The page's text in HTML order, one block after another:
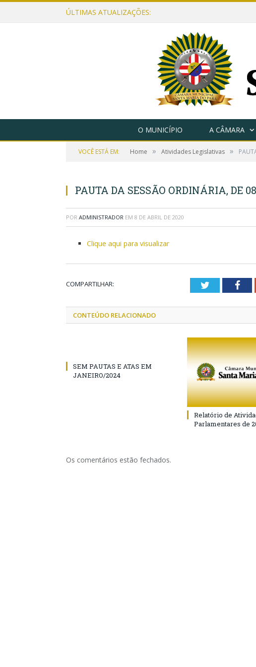
ÚLTIMAS ATUALIZAÇÕES:
O MUNICÍPIO A CÂMARA
VOCÊ ESTÁ EM: Home » Atividades Legislativas »
PAUTA DA SESSÃO ORDINÁRIA, DE
POR ADMINISTRADOR EM 8 DE ABRIL DE 2020
Clique aqui para visualizar
COMPARTILHAR: Twitter
CONTEÚDO RELACIONADO
SEM PAUTAS E ATAS EM
JANEIRO/2024
Relatório de
Parlamentares de
Os comentários estão fechados.